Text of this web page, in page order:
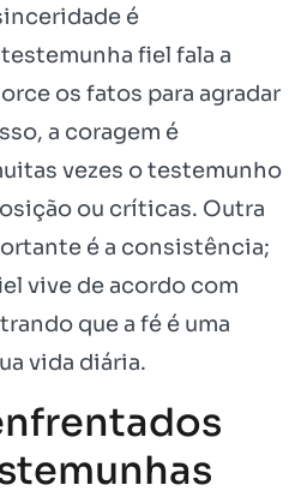
é
fiel fala a
os fatos para agradar
a coragem é
vezes o testemunho
ou críticas. Outra
é a consistência;
vive de acordo com
que a fé é uma
vida diária.